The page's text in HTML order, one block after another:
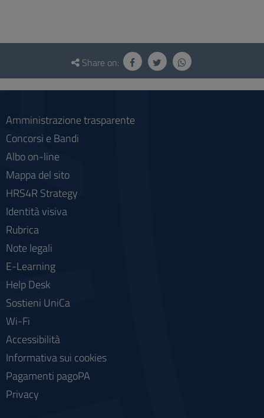
Questionnaire
social
Share on:
Amministrazione trasparente
Concorsi e Bandi
Albo on-line
Mappa del sito
HRS4R Strategy
Identità visiva
Rubrica
Note legali
E-Learning
Help Desk
Sostieni UniCa
Wi-Fi
Accessibilità
Informativa sui cookies
Pagamenti pagoPA
Privacy